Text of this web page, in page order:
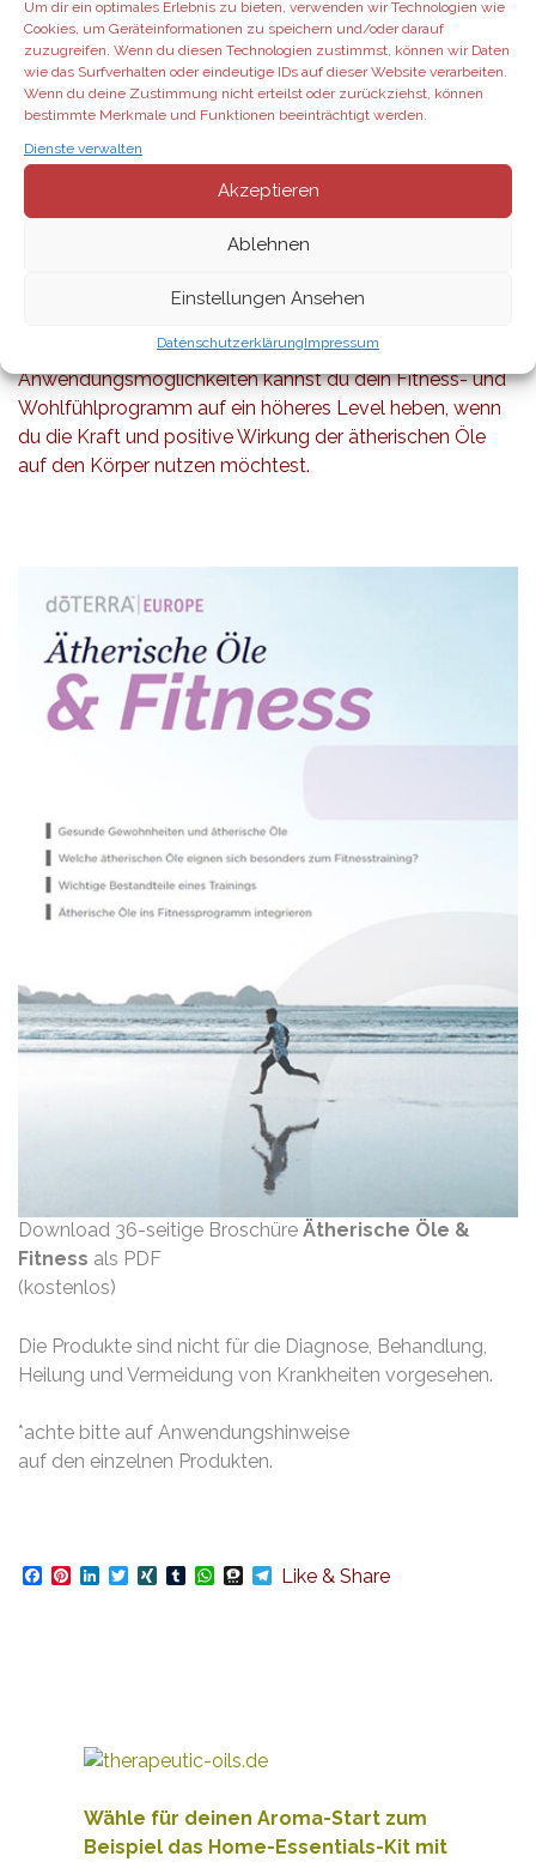
Um dir ein optimales Erlebnis zu bieten, verwenden wir Technologien wie
Cookies, um Geräteinformationen zu speichern und/oder darauf
zuzugreifen. Wenn du diesen Technologien zustimmst, können wir Daten
wie das Surfverhalten oder eindeutige IDs auf dieser Website verarbeiten.
Wenn du deine Zustimmung nicht erteilst oder zurückziehst, können
bestimmte Merkmale und Funktionen beeinträchtigt werden.
Dienste verwalten
Akzeptieren
Ablehnen
Einstellungen Ansehen
DatenschutzerklärungImpressum
Wenn du die Eigenschaften und Wirkungen bestimmter
ätherischer Öle kennst, ist es ein Leichtes, diese in dein
Trainingsprogramm zu integrieren.
Der Vorteil bei der Nutzung ätherischer Öle ist, dass du
dein Trainingsprogramm nicht umstellen musst, um
einen gesunden Lebensstil zu führen und deine
bestehendes Programm einbauen und so noch mehr
Dank der großen Vielfalt an Ölen und
Anwendungsmöglichkeiten kannst du dein Fitness- und
Wohlfühlprogramm auf ein höheres Level heben, wenn
du die Kraft und positive Wirkung der ätherischen Öle
auf den Körper nutzen möchtest.
Download 36-seitige Broschüre Ätherische Öle &
Fitness als PDF
(kostenlos)
Die Produkte sind nicht für die Diagnose, Behandlung,
Heilung und Vermeidung von Krankheiten vorgesehen.
*achte bitte auf Anwendungshinweise
auf den einzelnen Produkten.
Facebook
Pinterest
LinkedIn
TwitterXINGTumblrWhatsApp
Threema
Telegram
Like & Share
Wähle für deinen Aroma-Start zum
Beispiel das Home-Essentials-Kit mit